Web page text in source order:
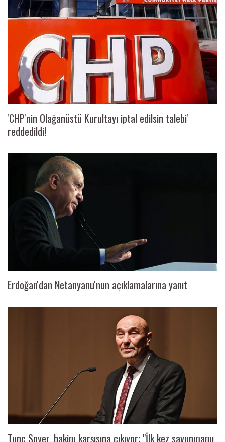
'CHP'nin Olağanüstü Kurultayı iptal edilsin talebi'
reddedildi!
Erdoğan'dan Netanyanu'nun açıklamalarına yanıt
Tunç Soyer, hakim karşısına çıkıyor: "İlk kez savunmamı